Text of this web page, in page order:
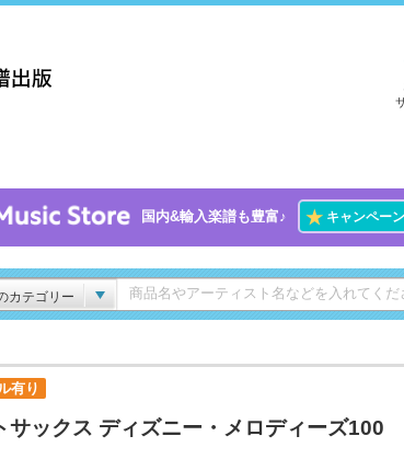
国内&輸入楽譜も豊富♪ ★キャンペー
カテゴリー
有り
サックス ディズニー・メロディーズ100